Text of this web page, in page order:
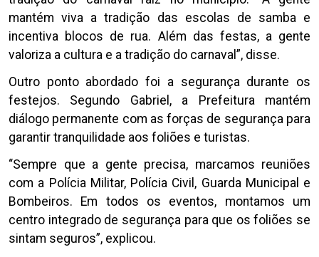
mantém viva a tradição das escolas de samba e
incentiva blocos de rua. Além das festas, a gente
valoriza a cultura e a tradição do carnaval”, disse.
Outro ponto abordado foi a segurança durante os
festejos. Segundo Gabriel, a Prefeitura mantém
diálogo permanente com as forças de segurança para
garantir tranquilidade aos foliões e turistas.
“Sempre que a gente precisa, marcamos reuniões
com a Polícia Militar, Polícia Civil, Guarda Municipal e
Bombeiros. Em todos os eventos, montamos um
centro integrado de segurança para que os foliões se
sintam seguros”, explicou.